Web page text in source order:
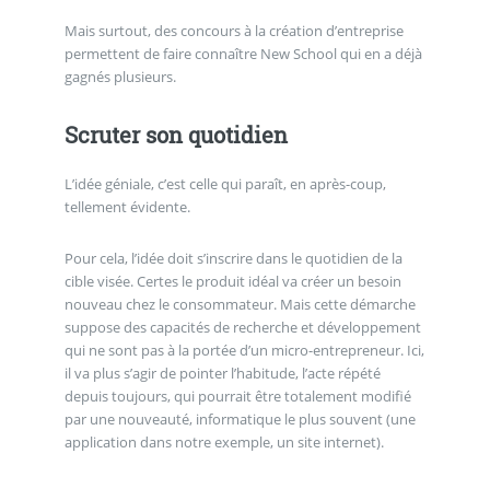
Mais surtout, des concours à la création d’entreprise
permettent de faire connaître New School qui en a déjà
gagnés plusieurs.
Scruter son quotidien
L’idée géniale, c’est celle qui paraît, en après-coup,
tellement évidente.
Pour cela, l’idée doit s’inscrire dans le quotidien de la
cible visée. Certes le produit idéal va créer un besoin
nouveau chez le consommateur. Mais cette démarche
suppose des capacités de recherche et développement
qui ne sont pas à la portée d’un micro-entrepreneur. Ici,
il va plus s’agir de pointer l’habitude, l’acte répété
depuis toujours, qui pourrait être totalement modifié
par une nouveauté, informatique le plus souvent (une
application dans notre exemple, un site internet).